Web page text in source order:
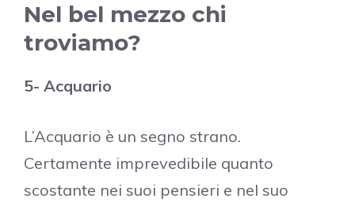
Nel bel mezzo chi
troviamo?
5- Acquario
L’Acquario è un segno strano.
Certamente imprevedibile quanto
scostante nei suoi pensieri e nel suo